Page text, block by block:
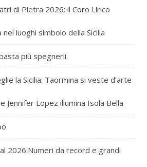
di Pietra 2026: il Coro Lirico
nei luoghi simbolo della Sicilia
più spegnerli.
la Sicilia: Taormina si veste d’arte
Jennifer Lopez illumina Isola Bella
2026:Numeri da record e grandi